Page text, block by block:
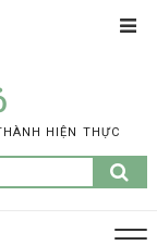
HIỆN THỰC
Tìm
kiếm: